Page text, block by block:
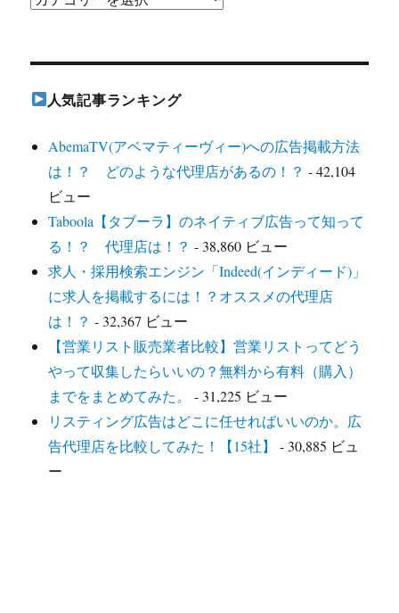
リ 人気記事ランキング
AbemaTV(アベマティーヴィー)への広告掲載方法
は！？ どのような代理店があるの！？ - 42,104
ビュー
Taboola【タブーラ】のネイティブ広告って知って
る！？ 代理店は！？ - 38,860 ビュー
求人・採用検索エンジン「Indeed(インディード)」
に求人を掲載するには！？オススメの代理店
は！？ - 32,367 ビュー
【営業リスト販売業者比較】営業リストってどう
やって収集したらいいの？無料から有料（購入）
までをまとめてみた。
- 31,225 ビュー
リスティング広告はどこに任せればいいのか。広
告代理店を比較してみた！【15社】
- 30,885 ビュ
ー